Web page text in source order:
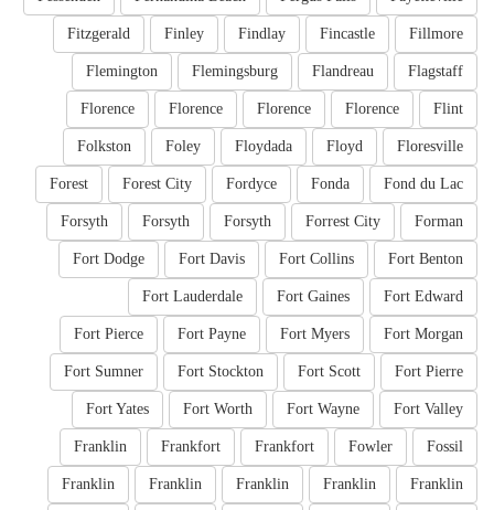
Fillmore
Fincastle
Findlay
Finley
Fitzgerald
Flagstaff
Flandreau
Flemingsburg
Flemington
Flint
Florence
Florence
Florence
Florence
Floresville
Floyd
Floydada
Foley
Folkston
Fond du Lac
Fonda
Fordyce
Forest City
Forest
Forman
Forrest City
Forsyth
Forsyth
Forsyth
Fort Benton
Fort Collins
Fort Davis
Fort Dodge
Fort Edward
Fort Gaines
Fort Lauderdale
Fort Morgan
Fort Myers
Fort Payne
Fort Pierce
Fort Pierre
Fort Scott
Fort Stockton
Fort Sumner
Fort Valley
Fort Wayne
Fort Worth
Fort Yates
Fossil
Fowler
Frankfort
Frankfort
Franklin
Franklin
Franklin
Franklin
Franklin
Franklin